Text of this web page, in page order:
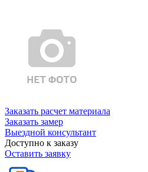
Заказать расчет материала
Заказать замер
Выездной консультант
Доступно к заказу
Оставить заявку